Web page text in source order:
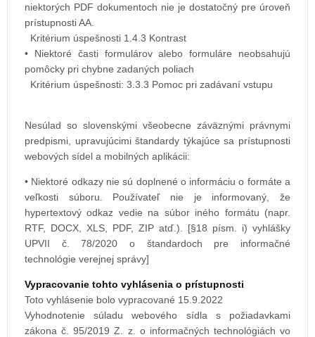
niektorých PDF dokumentoch nie je dostatočný pre úroveň
prístupnosti AA.
Kritérium úspešnosti 1.4.3 Kontrast
• Niektoré časti formulárov alebo formuláre neobsahujú
pomôcky pri chybne zadaných poliach
Kritérium úspešnosti: 3.3.3 Pomoc pri zadávaní vstupu
Nesúlad so slovenskými všeobecne záväznými právnymi
predpismi, upravujúcimi štandardy týkajúce sa prístupnosti
webových sídel a mobilných aplikácii:
• Niektoré odkazy nie sú doplnené o informáciu o formáte a
veľkosti súboru. Používateľ nie je informovaný, že
hypertextový odkaz vedie na súbor iného formátu (napr.
RTF, DOCX, XLS, PDF, ZIP atď.). [§18 písm. i) vyhlášky
UPVII č. 78/2020 o štandardoch pre informačné
technológie verejnej správy]
Vypracovanie tohto vyhlásenia o prístupnosti
Toto vyhlásenie bolo vypracované 15.9.2022
Vyhodnotenie súladu webového sídla s požiadavkami
zákona č. 95/2019 Z. z. o informačných technológiách vo